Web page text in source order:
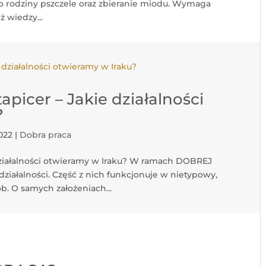
rodziny pszczele oraz zbieranie miodu. Wymaga
wiedzy...
– Jakie działalności
| Dobra praca
otwieramy w Iraku? W ramach DOBREJ
Część z nich funkcjonuje w nietypowy,
O samych założeniach...